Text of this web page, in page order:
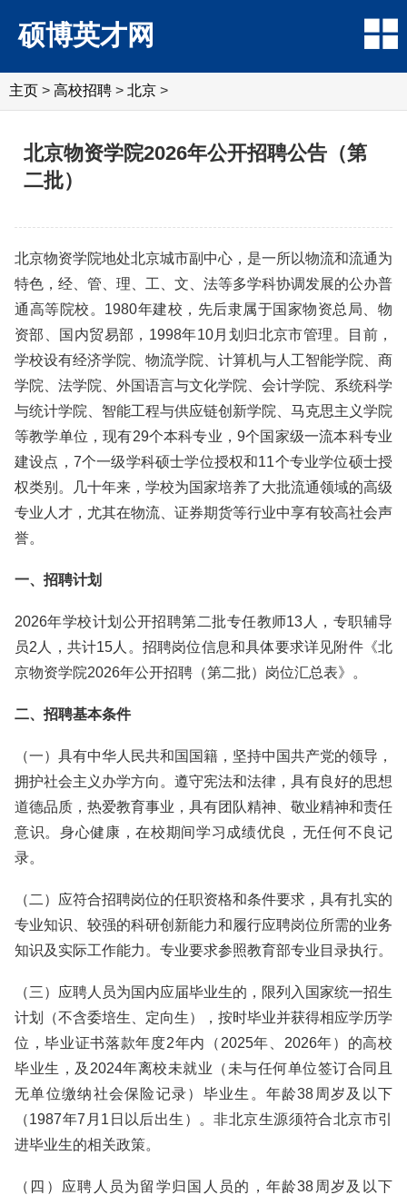
硕博英才网
主页 > 高校招聘 > 北京 >
北京物资学院2026年公开招聘公告（第
二批）
北京物资学院地处北京城市副中心，是一所以物流和流通为
特色，经、管、理、工、文、法等多学科协调发展的公办普
通高等院校。1980年建校，先后隶属于国家物资总局、物
资部、国内贸易部，1998年10月划归北京市管理。目前，
学校设有经济学院、物流学院、计算机与人工智能学院、商
学院、法学院、外国语言与文化学院、会计学院、系统科学
与统计学院、智能工程与供应链创新学院、马克思主义学院
等教学单位，现有29个本科专业，9个国家级一流本科专业
建设点，7个一级学科硕士学位授权和11个专业学位硕士授
权类别。几十年来，学校为国家培养了大批流通领域的高级
专业人才，尤其在物流、证券期货等行业中享有较高社会声
誉。
一、招聘计划
2026年学校计划公开招聘第二批专任教师13人，专职辅导
员2人，共计15人。招聘岗位信息和具体要求详见附件《北
京物资学院2026年公开招聘（第二批）岗位汇总表》。
二、招聘基本条件
（一）具有中华人民共和国国籍，坚持中国共产党的领导，
拥护社会主义办学方向。遵守宪法和法律，具有良好的思想
道德品质，热爱教育事业，具有团队精神、敬业精神和责任
意识。身心健康，在校期间学习成绩优良，无任何不良记
录。
（二）应符合招聘岗位的任职资格和条件要求，具有扎实的
专业知识、较强的科研创新能力和履行应聘岗位所需的业务
知识及实际工作能力。专业要求参照教育部专业目录执行。
（三）应聘人员为国内应届毕业生的，限列入国家统一招生
计划（不含委培生、定向生），按时毕业并获得相应学历学
位，毕业证书落款年度2年内（2025年、2026年）的高校
毕业生，及2024年离校未就业（未与任何单位签订合同且
无单位缴纳社会保险记录）毕业生。年龄38周岁及以下
（1987年7月1日以后出生）。非北京生源须符合北京市引
进毕业生的相关政策。
（四）应聘人员为留学归国人员的，年龄38周岁及以下